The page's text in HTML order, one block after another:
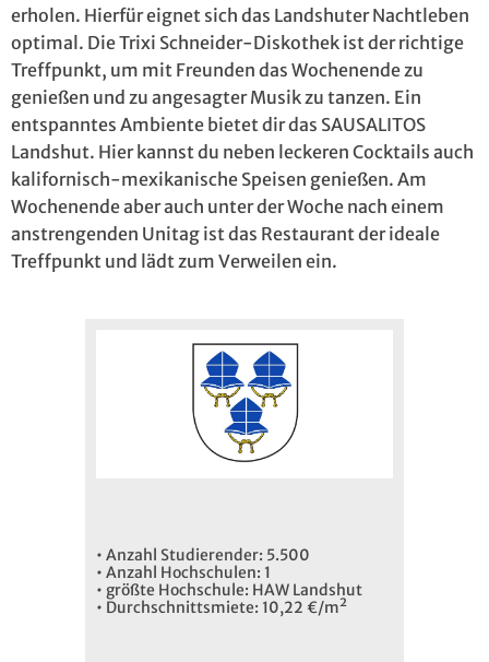
erholen. Hierfür eignet sich das Landshuter Nachtleben
optimal. Die Trixi Schneider-Diskothek ist der richtige
Treffpunkt, um mit Freunden das Wochenende zu
genießen und zu angesagter Musik zu tanzen. Ein
entspanntes Ambiente bietet dir das SAUSALITOS
Landshut. Hier kannst du neben leckeren Cocktails auch
kalifornisch-mexikanische Speisen genießen. Am
Wochenende aber auch unter der Woche nach einem
anstrengenden Unitag ist das Restaurant der ideale
Treffpunkt und lädt zum Verweilen ein.
• Anzahl Studierender: 5.500
• Anzahl Hochschulen: 1
• größte Hochschule: HAW Landshut
• Durchschnittsmiete: 10,22 €/m²